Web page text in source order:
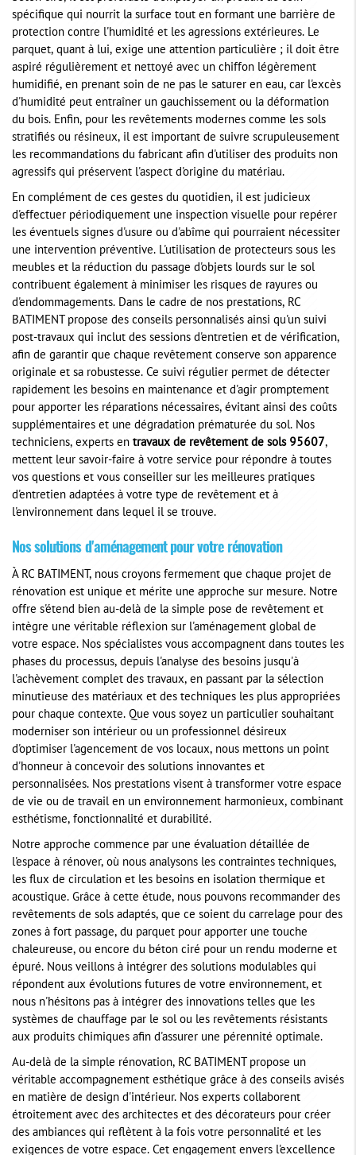
spécifique qui nourrit la surface tout en formant une barrière de
protection contre l'humidité et les agressions extérieures. Le
parquet, quant à lui, exige une attention particulière ; il doit être
aspiré régulièrement et nettoyé avec un chiffon légèrement
humidifié, en prenant soin de ne pas le saturer en eau, car l'excès
d'humidité peut entraîner un gauchissement ou la déformation
du bois. Enfin, pour les revêtements modernes comme les sols
stratifiés ou résineux, il est important de suivre scrupuleusement
les recommandations du fabricant afin d'utiliser des produits non
agressifs qui préservent l'aspect d'origine du matériau.
En complément de ces gestes du quotidien, il est judicieux
d'effectuer périodiquement une inspection visuelle pour repérer
les éventuels signes d'usure ou d'abîme qui pourraient nécessiter
une intervention préventive. L'utilisation de protecteurs sous les
meubles et la réduction du passage d'objets lourds sur le sol
contribuent également à minimiser les risques de rayures ou
d'endommagements. Dans le cadre de nos prestations, RC
BATIMENT propose des conseils personnalisés ainsi qu'un suivi
post-travaux qui inclut des sessions d'entretien et de vérification,
afin de garantir que chaque revêtement conserve son apparence
originale et sa robustesse. Ce suivi régulier permet de détecter
rapidement les besoins en maintenance et d'agir promptement
pour apporter les réparations nécessaires, évitant ainsi des coûts
supplémentaires et une dégradation prématurée du sol. Nos
techniciens, experts en travaux de revêtement de sols 95607,
mettent leur savoir-faire à votre service pour répondre à toutes
vos questions et vous conseiller sur les meilleures pratiques
d'entretien adaptées à votre type de revêtement et à
l'environnement dans lequel il se trouve.
Nos solutions d'aménagement pour votre rénovation
À RC BATIMENT, nous croyons fermement que chaque projet de
rénovation est unique et mérite une approche sur mesure. Notre
offre s'étend bien au-delà de la simple pose de revêtement et
intègre une véritable réflexion sur l'aménagement global de
votre espace. Nos spécialistes vous accompagnent dans toutes les
phases du processus, depuis l'analyse des besoins jusqu'à
l'achèvement complet des travaux, en passant par la sélection
minutieuse des matériaux et des techniques les plus appropriées
pour chaque contexte. Que vous soyez un particulier souhaitant
moderniser son intérieur ou un professionnel désireux
d'optimiser l'agencement de vos locaux, nous mettons un point
d'honneur à concevoir des solutions innovantes et
personnalisées. Nos prestations visent à transformer votre espace
de vie ou de travail en un environnement harmonieux, combinant
esthétisme, fonctionnalité et durabilité.
Notre approche commence par une évaluation détaillée de
l'espace à rénover, où nous analysons les contraintes techniques,
les flux de circulation et les besoins en isolation thermique et
acoustique. Grâce à cette étude, nous pouvons recommander des
revêtements de sols adaptés, que ce soient du carrelage pour des
zones à fort passage, du parquet pour apporter une touche
chaleureuse, ou encore du béton ciré pour un rendu moderne et
épuré. Nous veillons à intégrer des solutions modulables qui
répondent aux évolutions futures de votre environnement, et
nous n'hésitons pas à intégrer des innovations telles que les
systèmes de chauffage par le sol ou les revêtements résistants
aux produits chimiques afin d'assurer une pérennité optimale.
Au-delà de la simple rénovation, RC BATIMENT propose un
véritable accompagnement esthétique grâce à des conseils avisés
en matière de design d'intérieur. Nos experts collaborent
étroitement avec des architectes et des décorateurs pour créer
des ambiances qui reflètent à la fois votre personnalité et les
exigences de votre espace. Cet engagement envers l'excellence